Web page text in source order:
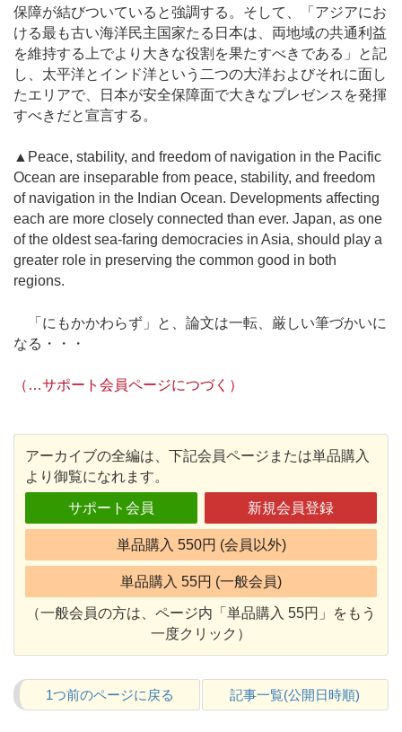
保障が結びついていると強調する。そして、「アジアにお
ける最も古い海洋民主国家たる日本は、両地域の共通利益
を維持する上でより大きな役割を果たすべきである」と記
し、太平洋とインド洋という二つの大洋およびそれに面し
たエリアで、日本が安全保障面で大きなプレゼンスを発揮
すべきだと宣言する。
▲Peace, stability, and freedom of navigation in the Pacific
Ocean are inseparable from peace, stability, and freedom
of navigation in the Indian Ocean. Developments affecting
each are more closely connected than ever. Japan, as one
of the oldest sea-faring democracies in Asia, should play a
greater role in preserving the common good in both
regions.
「にもかかわらず」と、論文は一転、厳しい筆づかいに
なる・・・
（…サポート会員ページにつづく）
アーカイブの全編は、下記会員ページまたは単品購入
より御覧になれます。
サポート会員 新規会員登録
単品購入 550円 (会員以外)
単品購入 55円 (一般会員)
（一般会員の方は、ページ内「単品購入 55円」をもう
一度クリック）
1つ前のページに戻る 記事一覧(公開日時順)